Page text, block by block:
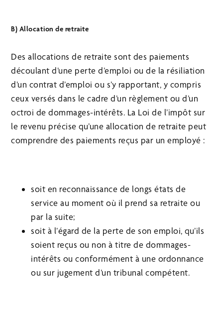
B) Allocation de retraite
Des allocations de retraite sont des paiements
découlant d’une perte d’emploi ou de la résiliation
d’un contrat d’emploi ou s’y rapportant, y compris
ceux versés dans le cadre d’un règlement ou d’un
octroi de dommages-intérêts. La Loi de l’impôt sur
le revenu précise qu’une allocation de retraite peut
comprendre des paiements reçus par un employé :
soit en reconnaissance de longs états de
service au moment où il prend sa retraite ou
par la suite;
soit à l’égard de la perte de son emploi, qu’ils
soient reçus ou non à titre de dommages-
intérêts ou conformément à une ordonnance
ou sur jugement d’un tribunal compétent.